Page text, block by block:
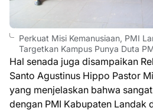
Perkuat Misi Kemanusiaan, PMI
Targetkan Kampus Punya Duta
Hal senada juga disampaikan
Santo Agustinus Hippo Pastor
yang menjelaskan bahwa
dengan PMI Kabupaten Landak